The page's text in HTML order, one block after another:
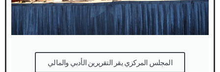
المجلس المركزي يقر التقريرين الأدبي والمالي